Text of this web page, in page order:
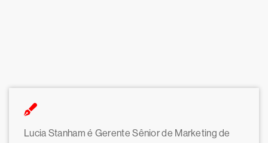
Lucia Stanham é Gerente Sênior de Marketing de